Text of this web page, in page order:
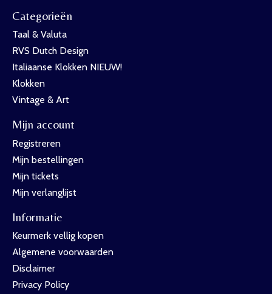
Categorieën
Taal & Valuta
RVS Dutch Design
Italiaanse Klokken NIEUW!
Klokken
Vintage & Art
Mijn account
Registreren
Mijn bestellingen
Mijn tickets
Mijn verlanglijst
Informatie
Keurmerk vellig kopen
Algemene voorwaarden
Disclaimer
Privacy Policy